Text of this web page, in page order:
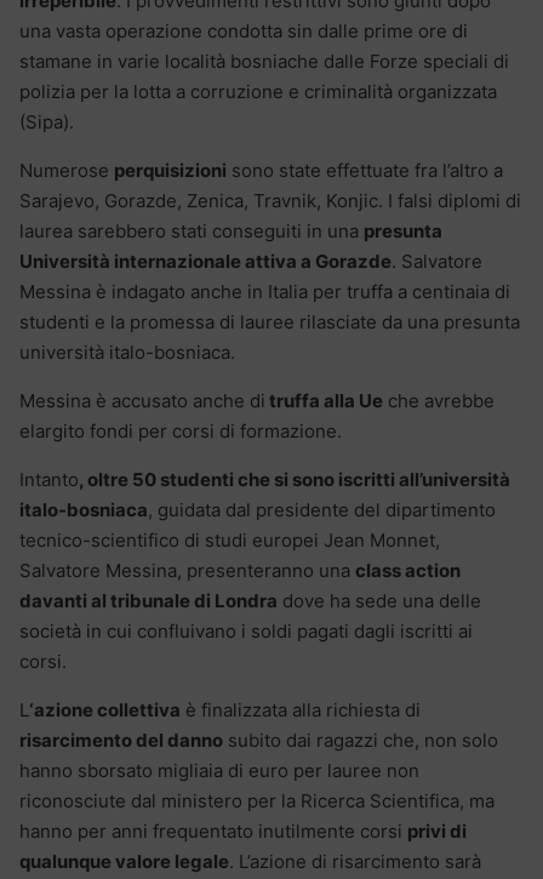
una vasta operazione condotta sin dalle prime ore di
stamane in varie località bosniache dalle Forze speciali di
polizia per la lotta a corruzione e criminalità organizzata
(Sipa).
Numerose perquisizioni sono state effettuate fra l’altro a
Sarajevo, Gorazde, Zenica, Travnik, Konjic. I falsi diplomi di
laurea sarebbero stati conseguiti in una presunta
Università internazionale attiva a Gorazde. Salvatore
Messina è indagato anche in Italia per truffa a centinaia di
studenti e la promessa di lauree rilasciate da una presunta
università italo-bosniaca.
Messina è accusato anche di truffa alla Ue che avrebbe
elargito fondi per corsi di formazione.
Intanto, oltre 50 studenti che si sono iscritti all’università
italo-bosniaca, guidata dal presidente del dipartimento
tecnico-scientifico di studi europei Jean Monnet,
Salvatore Messina, presenteranno una class action
davanti al tribunale di Londra dove ha sede una delle
società in cui confluivano i soldi pagati dagli iscritti ai
corsi.
L‘azione collettiva è finalizzata alla richiesta di
risarcimento del danno subito dai ragazzi che, non solo
hanno sborsato migliaia di euro per lauree non
riconosciute dal ministero per la Ricerca Scientifica, ma
hanno per anni frequentato inutilmente corsi privi di
qualunque valore legale. L’azione di risarcimento sarà